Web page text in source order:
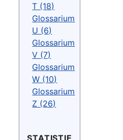
T (18)
Glossarium
U (6)
Glossarium
V (7)
Glossarium
W (10)
Glossarium
Z (26)